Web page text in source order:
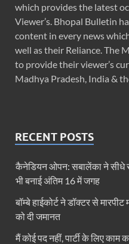
which provides the latest
Viewer’s. Bhopal Bulletin
content in every news
well as their Reliance. The
to provide their viewer’s
Madhya Pradesh, India &
RECENT POSTS
कैनेडियन ओपन: सबालेंका ने सीधे
भी बनाई अंतिम 16 में जगह
बॉम्बे हाईकोर्ट ने डॉक्टर से
को दी जमानत
मैं कोई पद नहीं, पार्टी के लिए काम